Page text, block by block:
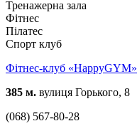
Тренажерна зала
Фітнес
Пілатес
Спорт клуб
Фітнес-клуб «HappyGYM»
385 м. вулиця Горького, 8
(068) 567-80-28